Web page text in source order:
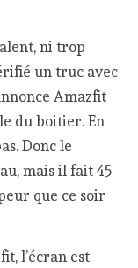
ni trop
un truc avec
Amazfit
du boitier. En
Donc le
mais il fait 45
que ce soir
l’écran est